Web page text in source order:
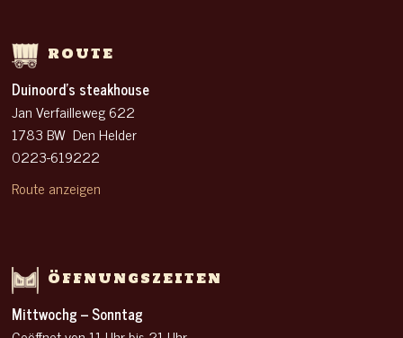
ROUTE
Duinoord’s steakhouse
Jan Verfailleweg 622
1783 BW Den Helder
0223-619222
Route anzeigen
ÖFFNUNGSZEITEN
Mittwochg – Sonntag